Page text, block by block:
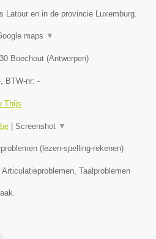
Latour en in de provincie Luxemburg.
maps ▼
Boechout (Antwerpen)
, BTW-nr: -
Thijs
Screenshot ▼
(lezen-spelling-rekenen)
Taalproblemen